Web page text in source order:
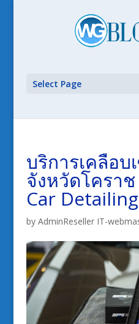
Select Page
บริการเคลือบ
จังหวัดโคราช
Car Detailing
by AdminReseller IT-